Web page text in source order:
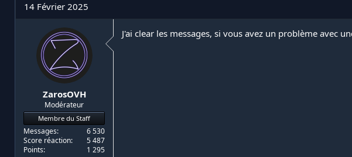
14 Février 2025
ZarosOVH
Modérateur
Membre du Staff
Messages
6 530
Score réaction
5 487
Points
1 295
J'ai clear les messages, si vous avez un problème avec